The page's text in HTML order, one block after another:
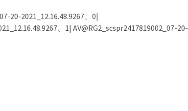
20-2021_12.16.48.9267、0|
、1| AV@RG2_scspr2417819002_07-20-